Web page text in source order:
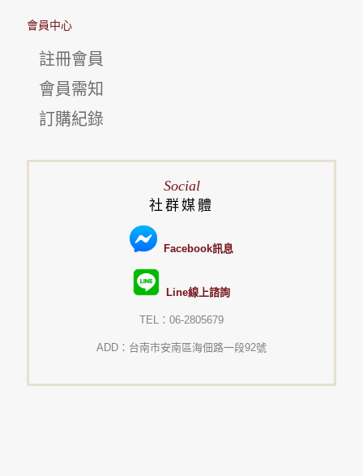
會員中心
註冊會員
會員需知
訂購紀錄
Social
社群媒體
Facebook訊息
Line線上諮詢
TEL：06-2805679
ADD：台南市安南區海佃路一段92號